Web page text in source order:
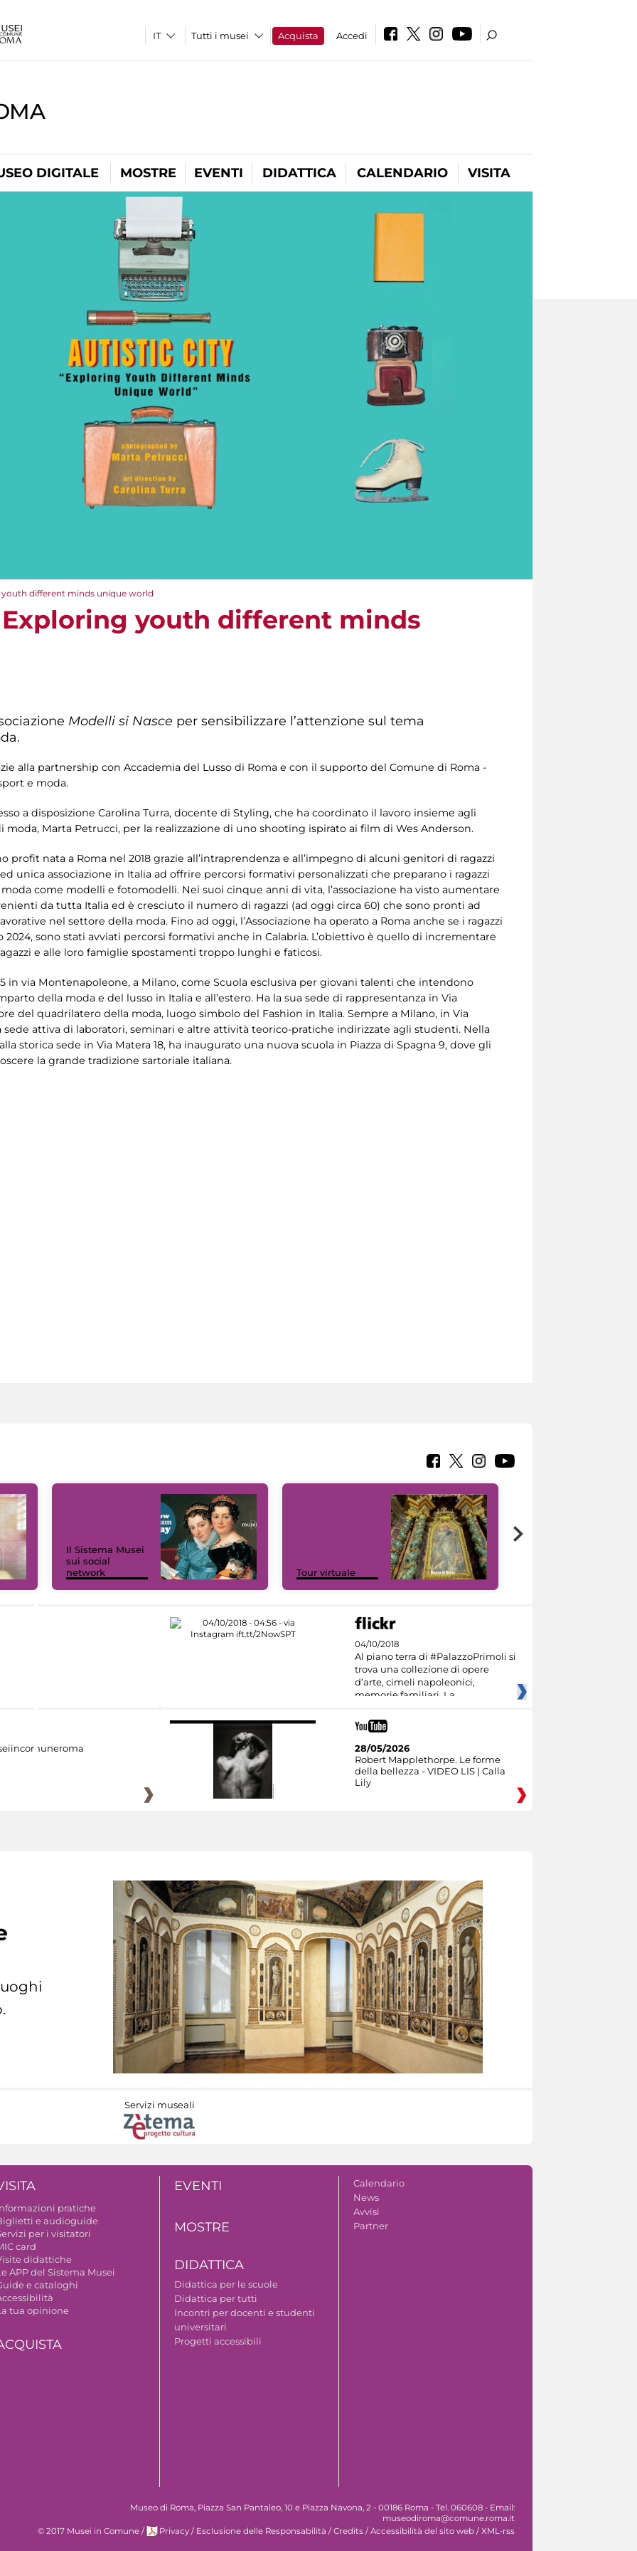
Tutti i musei Acquista Accedi
DIGITALE MOSTRE EVENTI DIDATTICA CALENDARIO VISITA
different minds unique world
youth different minds
Modelli si Nasce per sensibilizzare l’attenzione sul tema
alla partnership con Accademia del Lusso di Roma e con il supporto del Comune di Roma -
e moda.
a disposizione Carolina Turra, docente di Styling, che ha coordinato il lavoro insieme agli
Marta Petrucci, per la realizzazione di uno shooting ispirato ai film di Wes Anderson.
profit nata a Roma nel 2018 grazie all’intraprendenza e all’impegno di alcuni genitori di ragazzi
unica associazione in Italia ad offrire percorsi formativi personalizzati che preparano i ragazzi
come modelli e fotomodelli. Nei suoi cinque anni di vita, l’associazione ha visto aumentare
da tutta Italia ed è cresciuto il numero di ragazzi (ad oggi circa 60) che sono pronti ad
nel settore della moda. Fino ad oggi, l’Associazione ha operato a Roma anche se i ragazzi
sono stati avviati percorsi formativi anche in Calabria. L’obiettivo è quello di incrementare
e alle loro famiglie spostamenti troppo lunghi e faticosi.
in via Montenapoleone, a Milano, come Scuola esclusiva per giovani talenti che intendono
della moda e del lusso in Italia e all’estero. Ha la sua sede di rappresentanza in Via
del quadrilatero della moda, luogo simbolo del Fashion in Italia. Sempre a Milano, in Via
attiva di laboratori, seminari e altre attività teorico-pratiche indirizzate agli studenti. Nella
storica sede in Via Matera 18, ha inaugurato una nuova scuola in Piazza di Spagna 9, dove gli
la grande tradizione sartoriale italiana.
Il Sistema Musei
sui social
network
Tour virtuale
04/10/2018
Al piano terra di #PalazzoPrimoli si
trova una collezione di opere
d’arte, cimeli napoleonici,
memorie familiari. La
28/05/2026
Robert Mapplethorpe. Le forme
della bellezza - VIDEO LIS | Calla
Lily
Servizi museali
pratiche
e audioguide
per i visitatori
card
didattiche
APP del Sistema Musei
e cataloghi
tua opinione
EVENTI
MOSTRE
DIDATTICA
Didattica per le scuole
Didattica per tutti
Incontri per docenti e studenti
universitari
Progetti accessibili
Calendario
News
Avvisi
Partner
Museo di Roma, Piazza San Pantaleo, 10 e Piazza Navona, 2 - 00186 Roma - Tel. 060608 - Email:
museodiroma@comune.roma.it
© 2017 Musei in Comune / Privacy / Esclusione delle Responsabilità / Credits / Accessibilità del sito web / XML-rss